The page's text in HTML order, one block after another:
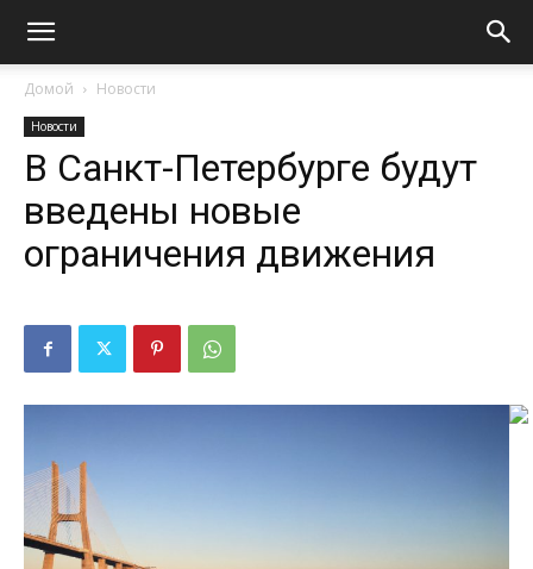
Домой Новости
Новости
В Санкт-Петербурге будут
введены новые
ограничения движения